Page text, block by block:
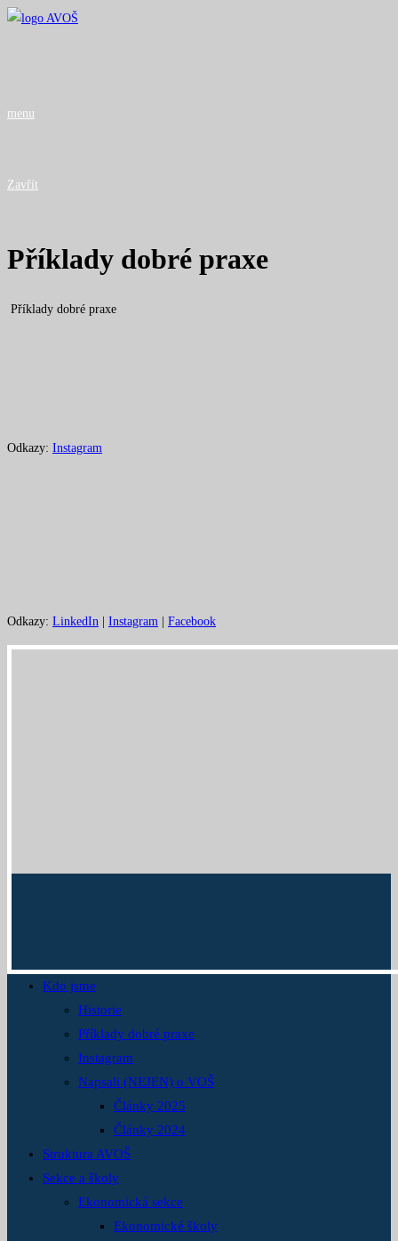
Přejít
menu
Zavřít
Příklady dobré praxe
Příklady dobré praxe
Odkazy: Instagram
Odkazy: LinkedIn Instagram Facebook
Kdo jsme
Historie
Příklady dobré praxe
Instagram
Napsali (NEJEN) o VOŠ
Články 2025
Články 2024
Struktura AVOŠ
Sekce a školy
Ekonomická sekce
Ekonomické školy